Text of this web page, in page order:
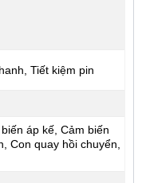
Tiết kiệm pin
áp kế, Cảm biến
Con quay hồi chuyển,